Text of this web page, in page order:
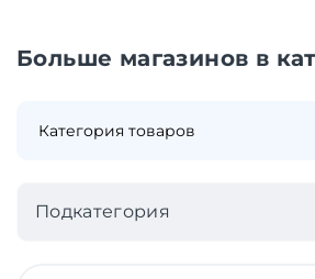
Больше магазинов в
Подкатегория